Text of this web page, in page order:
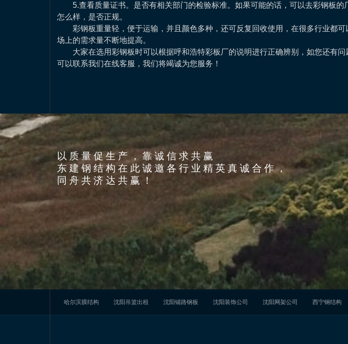
5.查看质量证书。是否有相关部门的检验标准。如果可能的话，可以去彩钢板的
怎么样，是否正规。
彩钢板重量轻，便于运输，并且颜色多种，还可反复回收使用，在很多行业都
场上的需求量不断地提高。
大家在选用彩钢板时可以根据呼和浩特彩板厂的说明进行正确辨别，如您还有
可以联系我们在线客服，我们将竭诚为您服务！
以质量促生产，靠诚信求共赢
东建钢结构在此诚邀各行业精英真诚合作，
同舟共济达共赢！
围绕可持续发展路线,努力构建节能、低碳、环
保、绿色的环保新常态，实现企业与自然的和谐共
节能环保工艺
Energy saving and environmental protection
力争做到清洁生产、发展循环经济。提
服务，为您解决后顾之忧，更加贴心便
After-sales service
哈尔滨膜结构 沈阳吊篮出租 沈阳铺路钢板 沈阳装饰公司 沈阳网架公司 西宁钢结构